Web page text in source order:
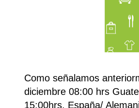
Como señalamos
diciembre 08:00 hrs
15:00hrs. España/